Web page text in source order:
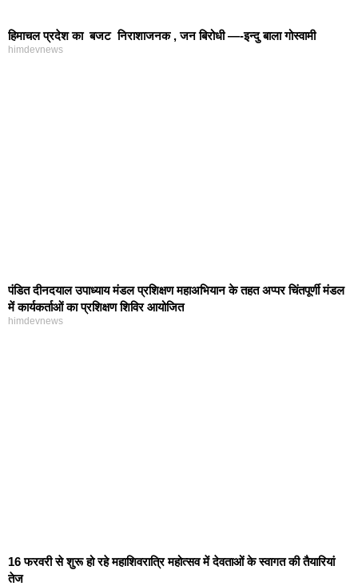
हिमाचल प्रदेश का बजट निराशाजनक , जन बिरोधी —-इन्दु बाला गोस्वामी
himdevnews
पंडित दीनदयाल उपाध्याय मंडल प्रशिक्षण महाअभियान के तहत अप्पर चिंतपूर्णी मंडल
में कार्यकर्ताओं का प्रशिक्षण शिविर आयोजित
himdevnews
16 फरवरी से शुरू हो रहे महाशिवरात्रि महोत्सव में देवताओं के स्वागत की तैयारियां
तेज